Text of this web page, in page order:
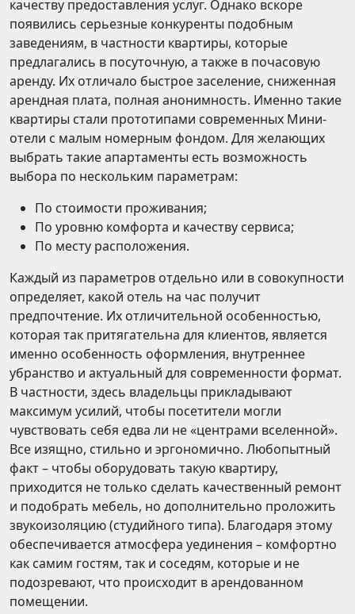
качеству предоставления услуг. Однако вскоре
появились серьезные конкуренты подобным
заведениям, в частности квартиры, которые
предлагались в посуточную, а также в почасовую
аренду. Их отличало быстрое заселение, сниженная
арендная плата, полная анонимность. Именно такие
квартиры стали прототипами современных Мини-
отели с малым номерным фондом. Для желающих
выбрать такие апартаменты есть возможность
выбора по нескольким параметрам:
По стоимости проживания;
По уровню комфорта и качеству сервиса;
По месту расположения.
Каждый из параметров отдельно или в совокупности
определяет, какой отель на час получит
предпочтение. Их отличительной особенностью,
которая так притягательна для клиентов, является
именно особенность оформления, внутреннее
убранство и актуальный для современности формат.
В частности, здесь владельцы прикладывают
максимум усилий, чтобы посетители могли
чувствовать себя едва ли не «центрами вселенной».
Все изящно, стильно и эргономично. Любопытный
факт – чтобы оборудовать такую квартиру,
приходится не только сделать качественный ремонт
и подобрать мебель, но дополнительно проложить
звукоизоляцию (студийного типа). Благодаря этому
обеспечивается атмосфера уединения – комфортно
как самим гостям, так и соседям, которые и не
подозревают, что происходит в арендованном
помещении.